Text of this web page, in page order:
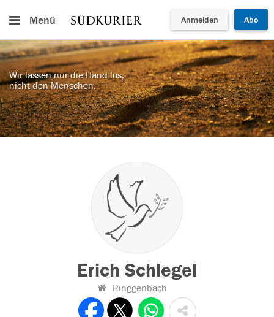
Menü Anmelden Abo
Wir lassen nur die Hand los,
nicht den Menschen.
Erich Schlegel
Ringgenbach